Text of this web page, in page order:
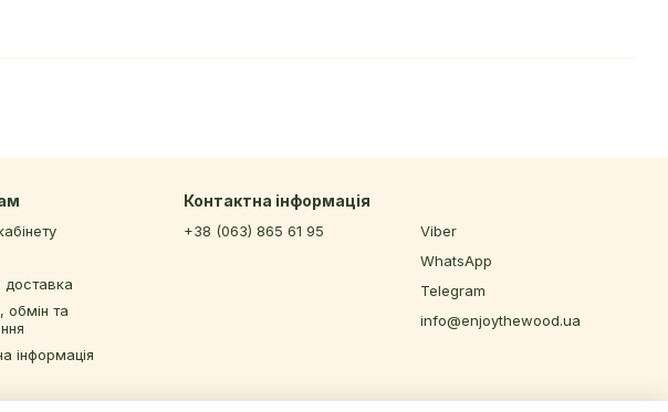
доставка
обмін та
інформація
Контактна інформація
+38 (063) 865 61 95
Viber
WhatsApp
Telegram
info@enjoythewood.ua